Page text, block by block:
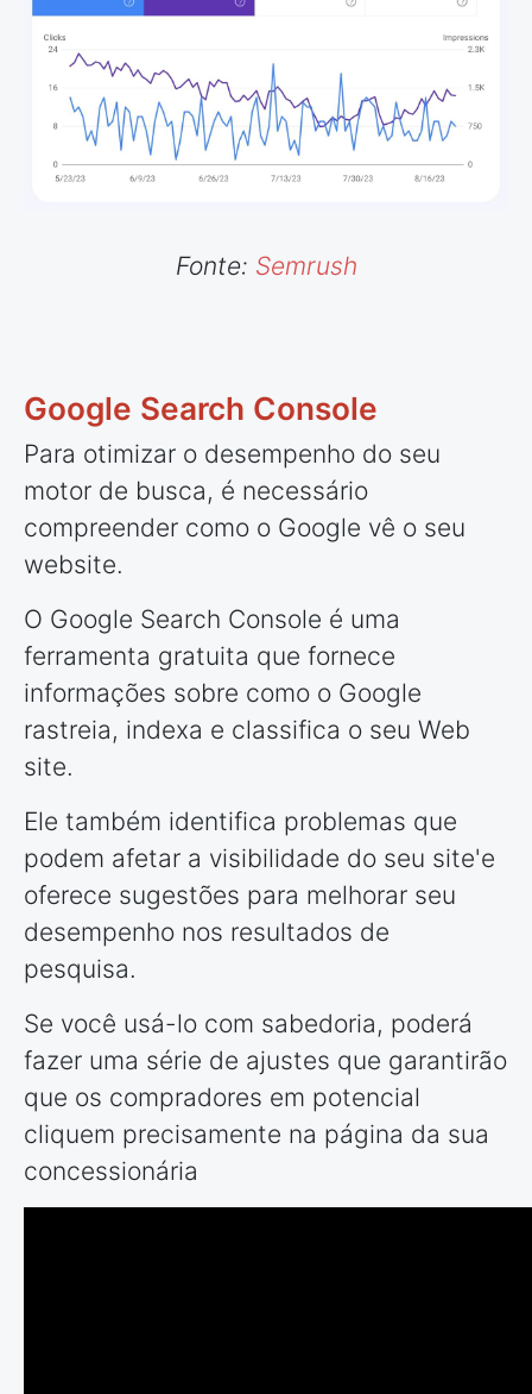
Fonte: Semrush
Google Search Console
Para otimizar o desempenho do seu
motor de busca, é necessário
compreender como o Google vê o seu
website.
O Google Search Console é uma
ferramenta gratuita que fornece
informações sobre como o Google
rastreia, indexa e classifica o seu Web
site.
Ele também identifica problemas que
podem afetar a visibilidade do seu site'e
oferece sugestões para melhorar seu
desempenho nos resultados de
pesquisa.
Se você usá-lo com sabedoria, poderá
fazer uma série de ajustes que garantirão
que os compradores em potencial
cliquem precisamente na página da sua
concessionária